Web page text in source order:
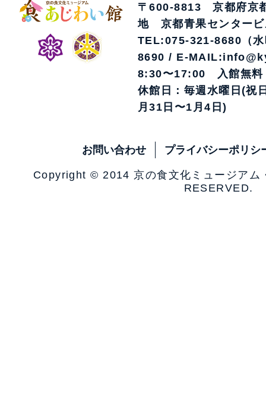
〒600-8813 京都府京
地 京都青果センタービ
TEL:075-321-8680（
8690 / E-
8:30〜17:00 入館無料
休館日：毎週水曜日(祝
月31日〜1月4日)
お問い合わせ プライバシーポリシ
Copyright © 2014 京の食文化ミュージア
RESERVED.